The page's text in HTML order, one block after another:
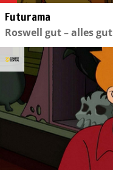
Futurama
Roswell gut – alles gut